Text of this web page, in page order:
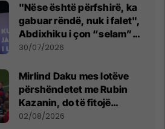
"Nëse është përfshirë, ka
gabuar rëndë, nuk i falet",
Abdixhiku i çon “selam”
Përparim Ramës
30/07/2026
Mirlind Daku mes lotëve
përshëndetet me Rubin
Kazanin, do të fitojë
miliona te Spartak Moska
02/08/2026